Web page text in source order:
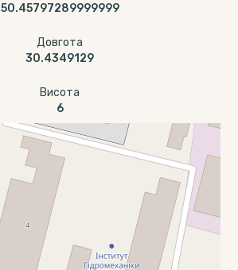
50.45797289999999
Довгота
30.4349129
Висота
6